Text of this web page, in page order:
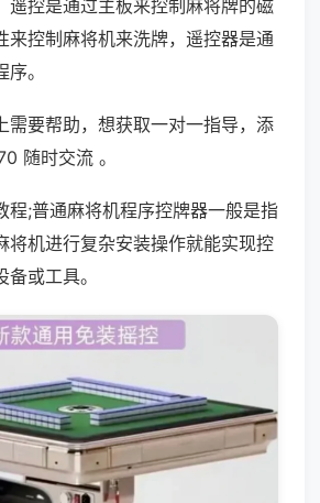
遥控是通过主板来控制麻将牌的磁
来控制麻将机来洗牌，遥控器是通
。
需要帮助，想获取一对一指导，添
随时交流 。
程;普通麻将机程序控牌器一般是指
将机进行复杂安装操作就能实现控
或工具。